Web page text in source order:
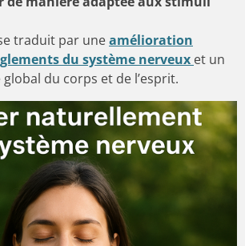
traduit par uneamélioration
du système nerveux et un
du corps et de l’esprit.